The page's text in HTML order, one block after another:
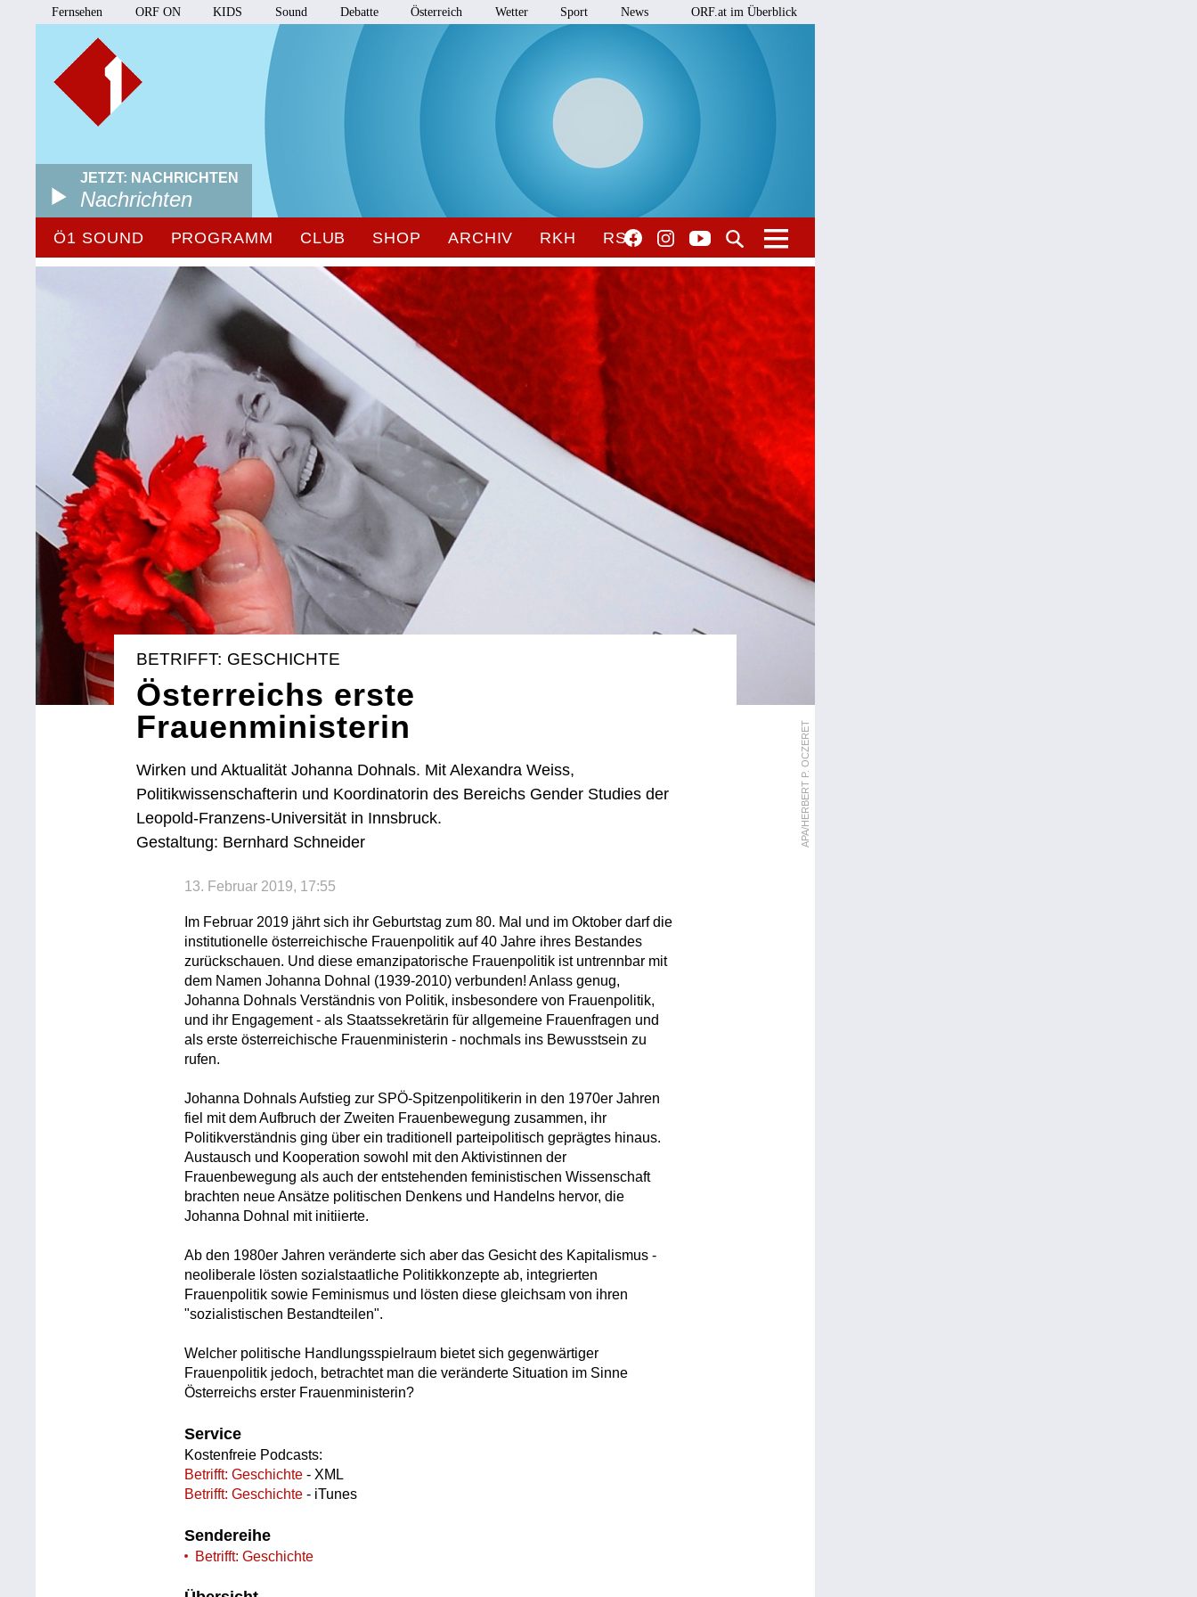
Fernsehen ORF ON KIDS Sound Debatte Österreich Wetter Sport News ORF.at im Überblick
JETZT: NACHRICHTEN
Nachrichten
Ö1 SOUND PROGRAMM CLUB SHOP ARCHIV RKH RSO
APA/HERBERT P. OCZERET
BETRIFFT: GESCHICHTE
Österreichs erste
Frauenministerin
Wirken und Aktualität Johanna Dohnals. Mit Alexandra Weiss,
Politikwissenschafterin und Koordinatorin des Bereichs Gender Studies der
Leopold-Franzens-Universität in Innsbruck.
Gestaltung: Bernhard Schneider
13. Februar 2019, 17:55
Im Februar 2019 jährt sich ihr Geburtstag zum 80. Mal und im Oktober darf die
institutionelle österreichische Frauenpolitik auf 40 Jahre ihres Bestandes
zurückschauen. Und diese emanzipatorische Frauenpolitik ist untrennbar mit
dem Namen Johanna Dohnal (1939-2010) verbunden! Anlass genug,
Johanna Dohnals Verständnis von Politik, insbesondere von Frauenpolitik,
und ihr Engagement - als Staatssekretärin für allgemeine Frauenfragen und
als erste österreichische Frauenministerin - nochmals ins Bewusstsein zu
rufen.
Johanna Dohnals Aufstieg zur SPÖ-Spitzenpolitikerin in den 1970er Jahren
fiel mit dem Aufbruch der Zweiten Frauenbewegung zusammen, ihr
Politikverständnis ging über ein traditionell parteipolitisch geprägtes hinaus.
Austausch und Kooperation sowohl mit den Aktivistinnen der
Frauenbewegung als auch der entstehenden feministischen Wissenschaft
brachten neue Ansätze politischen Denkens und Handelns hervor, die
Johanna Dohnal mit initiierte.
Ab den 1980er Jahren veränderte sich aber das Gesicht des Kapitalismus -
neoliberale lösten sozialstaatliche Politikkonzepte ab, integrierten
Frauenpolitik sowie Feminismus und lösten diese gleichsam von ihren
"sozialistischen Bestandteilen".
Welcher politische Handlungsspielraum bietet sich gegenwärtiger
Frauenpolitik jedoch, betrachtet man die veränderte Situation im Sinne
Österreichs erster Frauenministerin?
Service
Kostenfreie Podcasts:
Betrifft: Geschichte - XML
Betrifft: Geschichte - iTunes
Sendereihe
Betrifft: Geschichte